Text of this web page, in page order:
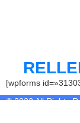
[wpforms
© 2022 All Rights